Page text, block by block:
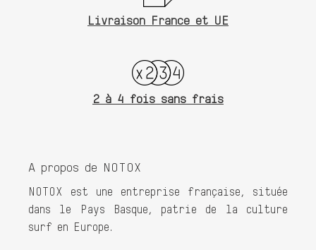
Livraison France et UE
2 à 4 fois sans frais
A propos de NOTOX
NOTOX est une entreprise française, située
dans le Pays Basque, patrie de la culture
surf en Europe.